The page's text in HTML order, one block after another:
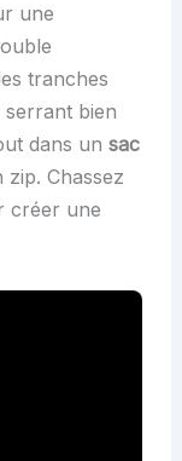
une
tranches
serrant bien
dans un sac
Chassez
créer une